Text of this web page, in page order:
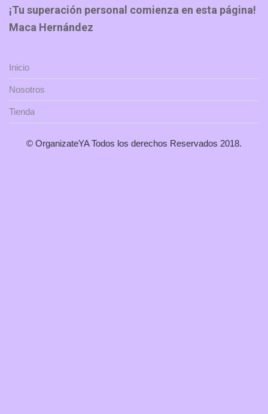
¡Tu superación personal comienza en esta página!
Maca Hernández
Inicio
Nosotros
Tienda
© OrganizateYA Todos los derechos Reservados 2018.